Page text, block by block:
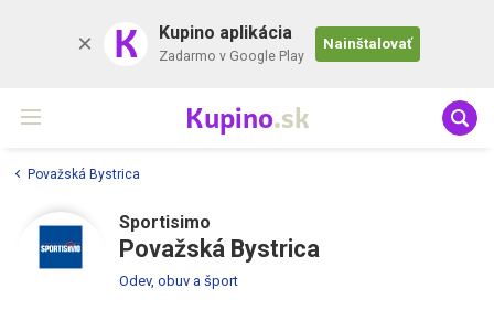
K Kupino aplikácia
Zadarmo v Google Play
Nainštalovať
Kupino.sk
Považská Bystrica
Sportisimo
Považská Bystrica
Odev, obuv a šport